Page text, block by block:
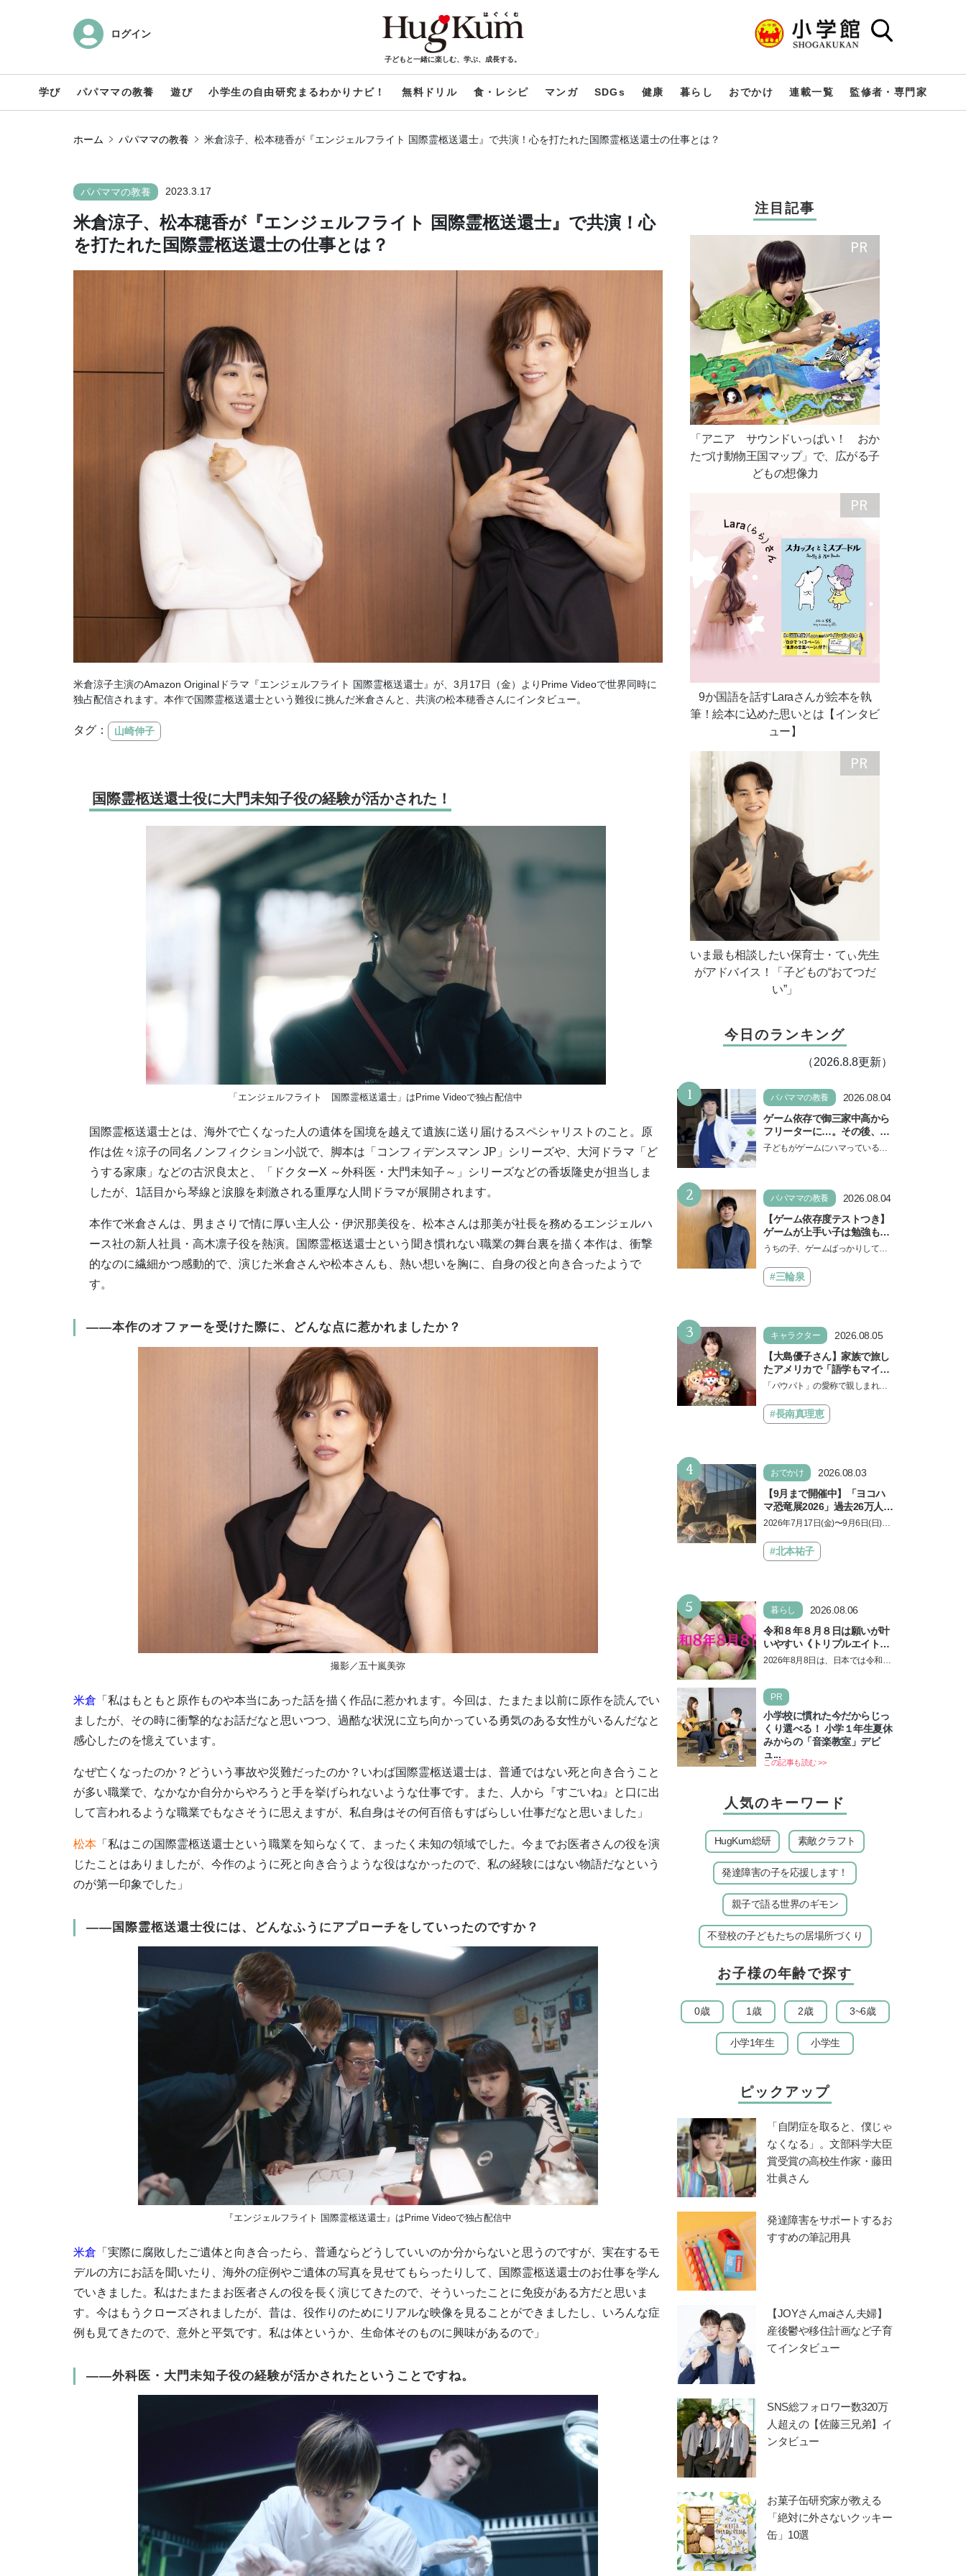
ログイン
子どもと一緒に楽しむ、学ぶ、成長する。
学び パパママの教養 遊び 小学生の自由研究まるわかりナビ！ 無料ドリル 食・レシピ マンガ SDGs 健康 暮らし おでかけ 連載一覧 監修者・専門家
ホーム パパママの教養 米倉涼子、松本穂香が『エンジェルフライト 国際霊柩送還士』で共演！心を打たれた国際霊柩送還士の仕事とは？
パパママの教養 2023.3.17
米倉涼子、松本穂香が『エンジェルフライト 国際霊柩送還士』で共演！心
を打たれた国際霊柩送還士の仕事とは？
米倉涼子主演のAmazon Originalドラマ『エンジェルフライト 国際霊柩送還士』が、3月17日（金）よりPrime Videoで世界同時に
独占配信されます。本作で国際霊柩送還士という難役に挑んだ米倉さんと、共演の松本穂香さんにインタビュー。
タグ： 山崎伸子
国際霊柩送還士役に大門未知子役の経験が活かされた！
「エンジェルフライト 国際霊柩送還士」はPrime Videoで独占配信中
国際霊柩送還士とは、海外で亡くなった人の遺体を国境を越えて遺族に送り届けるスペシャリストのこと。原
作は佐々涼子の同名ノンフィクション小説で、脚本は「コンフィデンスマン JP」シリーズや、大河ドラマ「ど
うする家康」などの古沢良太と、「ドクターX ～外科医・大門未知子～」シリーズなどの香坂隆史が担当しま
したが、1話目から琴線と涙腺を刺激される重厚な人間ドラマが展開されます。
本作で米倉さんは、男まさりで情に厚い主人公・伊沢那美役を、松本さんは那美が社長を務めるエンジェルハ
ース社の新人社員・高木凛子役を熱演。国際霊柩送還士という聞き慣れない職業の舞台裏を描く本作は、衝撃
的なのに繊細かつ感動的で、演じた米倉さんや松本さんも、熱い想いを胸に、自身の役と向き合ったようで
す。
――本作のオファーを受けた際に、どんな点に惹かれましたか？
撮影／五十嵐美弥
米倉 「私はもともと原作ものや本当にあった話を描く作品に惹かれます。今回は、たまたま以前に原作を読んでい
ましたが、その時に衝撃的なお話だなと思いつつ、過酷な状況に立ち向かっている勇気のある女性がいるんだなと
感心したのを憶えています。
なぜ亡くなったのか？どういう事故や災難だったのか？いわば国際霊柩送還士は、普通ではない死と向き合うこと
が多い職業で、なかなか自分からやろうと手を挙げられないような仕事です。また、人から『すごいね』と口に出
して言われるような職業でもなさそうに思えますが、私自身はその何百倍もすばらしい仕事だなと思いました」
松本 「私はこの国際霊柩送還士という職業を知らなくて、まったく未知の領域でした。今までお医者さんの役を演
じたことはありましたが、今作のように死と向き合うような役はなかったので、私の経験にはない物語だなという
のが第一印象でした」
――国際霊柩送還士役には、どんなふうにアプローチをしていったのですか？
『エンジェルフライト 国際霊柩送還士』はPrime Videoで独占配信中
米倉 「実際に腐敗したご遺体と向き合ったら、普通ならどうしていいのか分からないと思うのですが、実在するモ
デルの方にお話を聞いたり、海外の症例やご遺体の写真を見せてもらったりして、国際霊柩送還士のお仕事を学ん
でいきました。私はたまたまお医者さんの役を長く演じてきたので、そういったことに免疫がある方だと思いま
す。今はもうクローズされましたが、昔は、役作りのためにリアルな映像を見ることができましたし、いろんな症
例も見てきたので、意外と平気です。私は体というか、生命体そのものに興味があるので」
――外科医・大門未知子役の経験が活かされたということですね。
注目記事
「アニア サウンドいっぱい！ おか
たづけ動物王国マップ」で、広がる子
どもの想像力
9か国語を話すLaraさんが絵本を執
筆！絵本に込めた思いとは【インタビ
ュー】
いま最も相談したい保育士・てぃ先生
がアドバイス！「子どもの“おてつだ
い”」
今日のランキング
（2026.8.8更新）
1 パパママの教養
2026.08.04
ゲーム依存で御三家中高から
フリーターに…。その後、医
学部へ逆転合格した現役医師
子どもがゲームにハマっている
2 パパママの教養
2026.08.04
【ゲーム依存度テストつき】
ゲームが上手い子は勉強もで
きる？御三家中高卒でゲーマ
えるゲームしながら受験で勝
つためのメソッド
うちの子、ゲームばっかりしてい
言し、子どもとトラブルになる家
庭は多いもの。でも…
#三輪泉
3 キャラクター
2026.08.05
【大島優子さん】家族で旅し
たアメリカで「語学もマイン
ドも！ 子どもの成長はすごか
『パウ・パトロール ザ・ダイ
ノ・ムービー』ではあきらめ
「パウパト」の愛称で親しまれる
の劇場版シリーズ第3弾、映画『パ
ウ・パトロール ザ…
#長南真理恵
4 おでかけ
2026.08.03
【9月まで開催中】「ヨコハ
マ恐竜展2026」過去26万人を
動員した恐竜展が9年ぶりに
しむポイントを完全ガイド
2026年7月17日(金)〜9月6日(日)、
「ヨコハマ恐竜展2026〜恐竜の食
卓大図鑑〜」が開催…
#北本祐子
5 暮らし
2026.08.06
令和８年８月８日は願いが叶
いやすい《トリプルエイト》
の日！ 13日の獅子座の新月
2026年8月8日は、日本では令和8
ズゲート」というとって…
PR
小学校に慣れた今だからじっ
くり選べる！ 小学１年生夏休
みからの「音楽教室」デビ
ュ...
この記事も読む >>
人気のキーワード
HugKum総研 素敵クラフト
発達障害の子を応援します！
親子で語る世界のギモン
不登校の子どもたちの居場所づくり
お子様の年齢で探す
0歳 1歳 2歳 3~6歳
小学1年生 小学生
ピックアップ
「自閉症を取ると、僕じゃ
なくなる」。文部科学大臣
賞受賞の高校生作家・藤田
壮眞さん
発達障害をサポートするお
すすめの筆記用具
【JOYさんmaiさん夫婦】
産後鬱や移住計画など子育
てインタビュー
SNS総フォロワー数320万
人超えの【佐藤三兄弟】イ
ンタビュー
お菓子缶研究家が教える
「絶対に外さないクッキー
缶」10選